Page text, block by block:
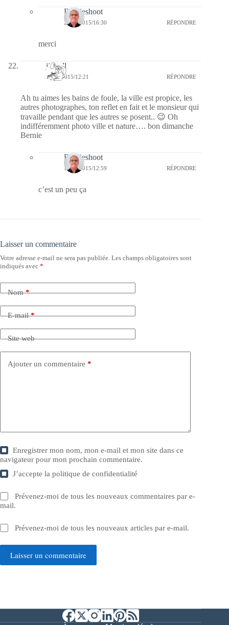
Bernieshoot
23/04/2015/16:30 RÉPONDRE
merci
jill bill
19/04/2015/12:21 RÉPONDRE
Ah tu aimes les bains de foule, la ville est propice, les
autres photographes, ton reflet en fait et le monsieur qui
travaille pendant que les autres se posent.. 😉 Oh
indifféremment photo ville et nature…. bon dimanche
Bernie
Bernieshoot
19/04/2015/12:59 RÉPONDRE
c’est un peu ça
Laisser un commentaire
Votre adresse e-mail ne sera pas publiée. Les champs obligatoires sont
indiqués avec *
Nom*
E-mail*
Site web
Ajouter un commentaire *
Enregistrer mon nom, mon e-mail et mon site dans ce
navigateur pour mon prochain commentaire.
J’accepte lapolitique de confidentialité
Prévenez-moi de tous les nouveaux commentaires par e-
mail.
Prévenez-moi de tous les nouveaux articles par e-mail.
Laisser un commentaire